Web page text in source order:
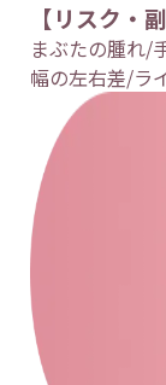
【リスク・
まぶたの腫れ/
幅の左右差/ラ